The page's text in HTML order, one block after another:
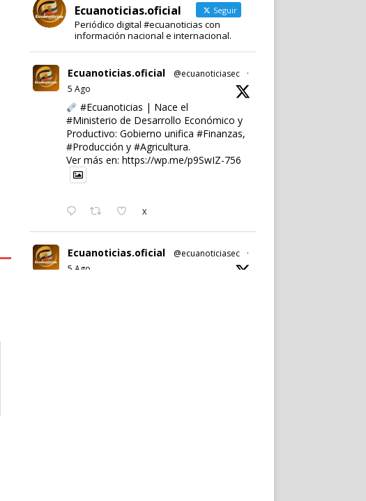
Ecuanoticias.oficial Seguir
Periódico digital #ecuanoticias con
información nacional e internacional.
Ecuanoticias.oficial @ecuanoticiasec
·
5 Ago
#Ecuanoticias | Nace el
#Ministerio de Desarrollo Económico y
Productivo: Gobierno unifica #Finanzas,
#Producción y #Agricultura.
Ver más en: https://wp.me/p9SwIZ-756
X
Ecuanoticias.oficial @ecuanoticiasec
·
5 Ago